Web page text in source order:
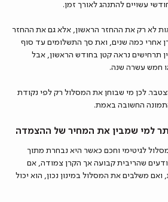
עשויים להתנהג לאורך זמן.
לא רק את ההחזר הראשון, אלא גם את ההחזר
אחרי כמה שנים, ואת סך התשלומים עד סוף
תרחישים נראה קטן בחודש הראשון, אבל
חמש עשרה שנה.
לכן מי שבוחן את המסלול רק לפי נקודת
החשובה באמת.
למי שמבין את המחיר של ההצמדה
לגיטימי וחכם כאשר היא נבחרת מתוך
שהריבית קבועה אך הקרן צמודה, אם
משלבים את המסלול במינון נכון, הוא יכול